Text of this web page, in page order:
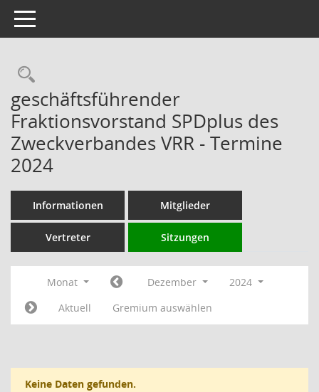
Toggle navigation
Rechercheauswahl
geschäftsführender
Fraktionsvorstand SPDplus des
Zweckverbandes VRR - Termine
2024
Informationen Mitglieder
Vertreter Sitzungen
Monat Dezember
2024
Aktuell
Gremium auswählen
Keine Daten gefunden.